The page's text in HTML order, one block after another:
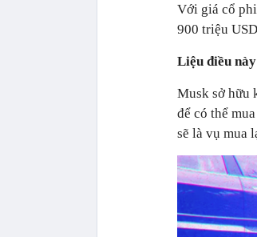
Với giá cổ
900 triệu
Liệu điều
Musk sở hữu
để có thể
sẽ là vụ mua